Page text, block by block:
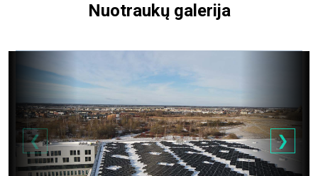
Nuotraukų galerija